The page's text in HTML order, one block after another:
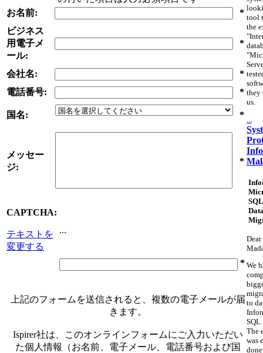
お名前:
*
ビジネス
用電子メ
ール:
*
会社名:
*
電話番号:
*
国名: *
メッセー
ジ:
*
CAPTCHA:
テキストを
変更する
...
*
上記のフォームを送信されると、複数の電子メールが届
きます。
Ispirer社は、このオンラインフォームにご入力いただい
た個人情報（お名前、電子メール、電話番号および国
tool
the
they
us.
We
to
SQL
The
was